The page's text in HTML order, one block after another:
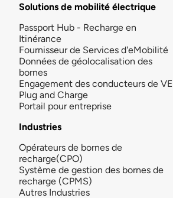
Solutions de mobilité électrique
Passport Hub - Recharge en
Itinérance
Fournisseur de Services d'eMobilité
Données de géolocalisation des
bornes
Engagement des conducteurs de VE
Plug and Charge
Portail pour entreprise
Industries
Opérateurs de bornes de
recharge(CPO)
Système de gestion des bornes de
recharge (CPMS)
Autres Industries